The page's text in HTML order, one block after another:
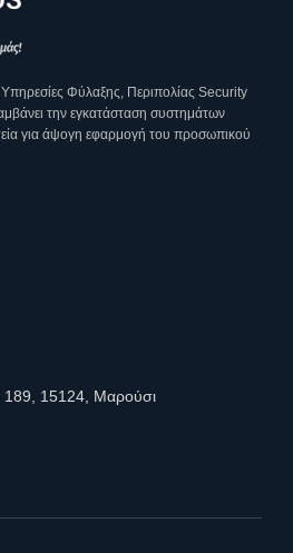
Φύλαξης, Περιπολίας Security
την εγκατάσταση συστημάτων
για άψογη εφαρμογή του προσωπικού
189, 15124, Μαρούσι